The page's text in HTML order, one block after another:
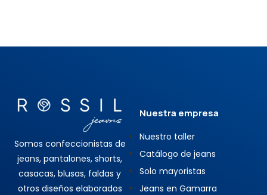
Somos confeccionistas de
jeans, pantalones, shorts,
casacas, blusas, faldas y
otros diseños elaborados
Nuestra empresa
Nuestro taller
Catálogo de jeans
Solo mayoristas
Jeans en Gamarra